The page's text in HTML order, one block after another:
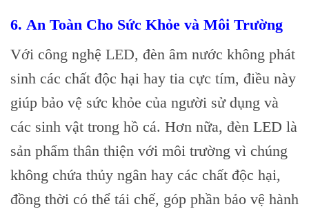
6. An Toàn Cho Sức Khỏe và Môi Trường
Với công nghệ LED, đèn âm nước không phát
sinh các chất độc hại hay tia cực tím, điều này
giúp bảo vệ sức khỏe của người sử dụng và
các sinh vật trong hồ cá. Hơn nữa, đèn LED là
sản phẩm thân thiện với môi trường vì chúng
không chứa thủy ngân hay các chất độc hại,
đồng thời có thể tái chế, góp phần bảo vệ hành